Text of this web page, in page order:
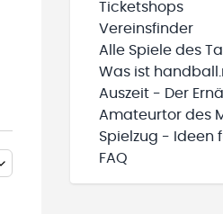
Ticketshops
Vereinsfinder
Alle Spiele des
Was ist
Auszeit - Der
Amateurtor des
Spielzug - Ideen
FAQ